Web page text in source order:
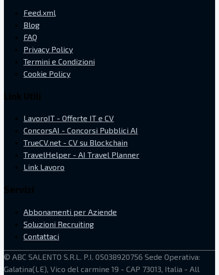
Feed.xml
Blog
FAQ
Privacy Policy
Termini e Condizioni
Cookie Policy
LavoroIT - Offerte IT e CV
ConcorsAI - Concorsi Pubblici AI
TrueCV.net - CV su Blockchain
TravelHelper - AI Travel Planner
Link Lavoro
Abbonamenti per Aziende
Soluzioni Recruiting
Contattaci
© ABC SALENTO S.R.L. P.I. 05038920756 Sede Operativa:
Galatina(LE), Vico del carmine 19 - CAP 73013, Italia - All